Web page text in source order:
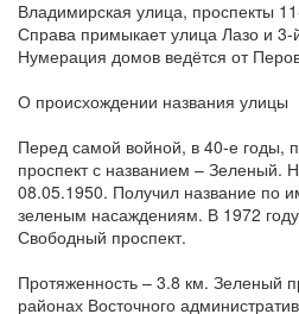
Владимирская улица, проспекты
Справа примыкает улица Лазо и 3-
Нумерация домов ведётся от
О происхождении названия улицы
Перед самой войной, в 40-е годы,
проспект с названием – Зеленый.
08.05.1950. Получил название по
зеленым насаждениям. В 1972
Свободный проспект.
Протяженность – 3.8 км. Зеленый
районах Восточного